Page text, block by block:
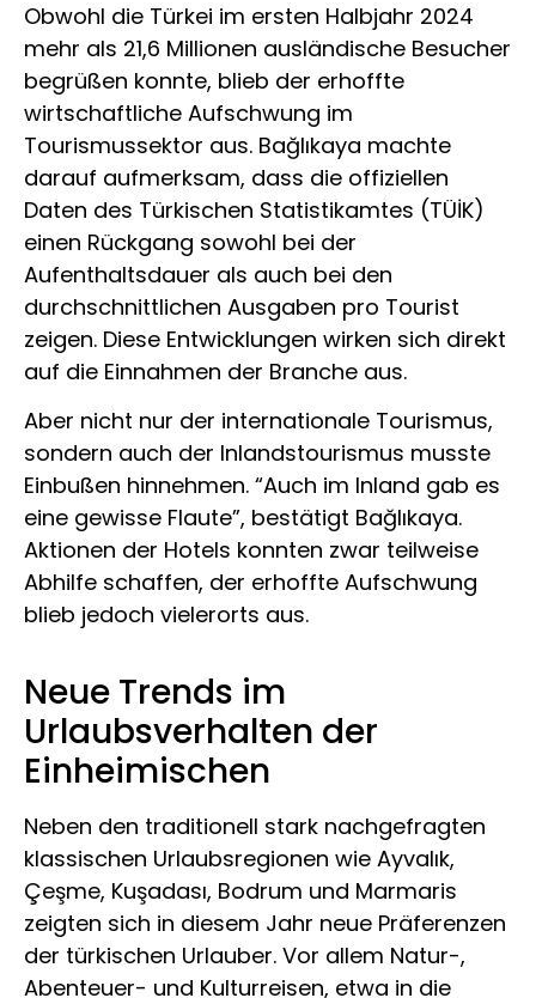
Obwohl die Türkei im ersten Halbjahr 2024
mehr als 21,6 Millionen ausländische Besucher
begrüßen konnte, blieb der erhoffte
wirtschaftliche Aufschwung im
Tourismussektor aus. Bağlıkaya machte
darauf aufmerksam, dass die offiziellen
Daten des Türkischen Statistikamtes (TÜİK)
einen Rückgang sowohl bei der
Aufenthaltsdauer als auch bei den
durchschnittlichen Ausgaben pro Tourist
zeigen. Diese Entwicklungen wirken sich direkt
auf die Einnahmen der Branche aus.
Aber nicht nur der internationale Tourismus,
sondern auch der Inlandstourismus musste
Einbußen hinnehmen. “Auch im Inland gab es
eine gewisse Flaute”, bestätigt Bağlıkaya.
Aktionen der Hotels konnten zwar teilweise
Abhilfe schaffen, der erhoffte Aufschwung
blieb jedoch vielerorts aus.
Neue Trends im
Urlaubsverhalten der
Einheimischen
Neben den traditionell stark nachgefragten
klassischen Urlaubsregionen wie Ayvalık,
Çeşme, Kuşadası, Bodrum und Marmaris
zeigten sich in diesem Jahr neue Präferenzen
der türkischen Urlauber. Vor allem Natur-,
Abenteuer- und Kulturreisen, etwa in die